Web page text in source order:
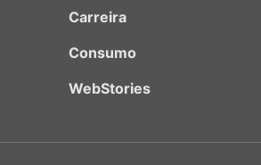
Carreira
Consumo
WebStories